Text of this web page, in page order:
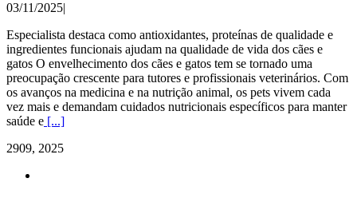
03/11/2025|
Especialista destaca como antioxidantes, proteínas de qualidade e
ingredientes funcionais ajudam na qualidade de vida dos cães e
gatos O envelhecimento dos cães e gatos tem se tornado uma
preocupação crescente para tutores e profissionais veterinários. Com
os avanços na medicina e na nutrição animal, os pets vivem cada
vez mais e demandam cuidados nutricionais específicos para manter
saúde e [...]
2909, 2025